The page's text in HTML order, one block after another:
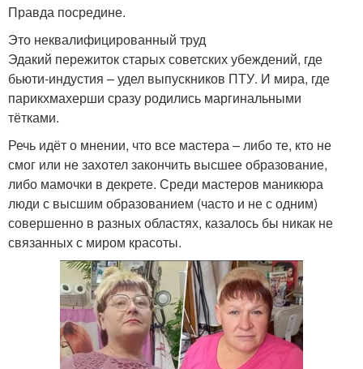
Правда посредине.
Это неквалифицированный труд
Эдакий пережиток старых советских убеждений, где
бьюти-индустия – удел выпускников ПТУ. И мира, где
парикхмахерши сразу родились маргинальными
тётками.
Речь идёт о мнении, что все мастера – либо те, кто не
смог или не захотел закончить высшее образование,
либо мамочки в декрете. Среди мастеров маникюра
люди с высшим образованием (часто и не с одним)
совершенно в разных областях, казалось бы никак не
связанных с миром красоты.